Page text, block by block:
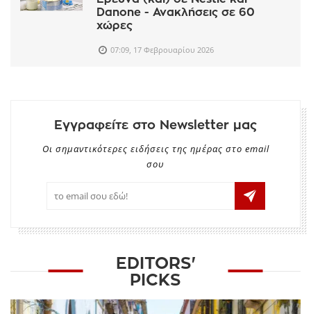
Danone - Ανακλήσεις σε 60
χώρες
07:09, 17 Φεβρουαρίου 2026
Εγγραφείτε στο Newsletter μας
Οι σημαντικότερες ειδήσεις της ημέρας στο email
σου
EDITORS'
PICKS